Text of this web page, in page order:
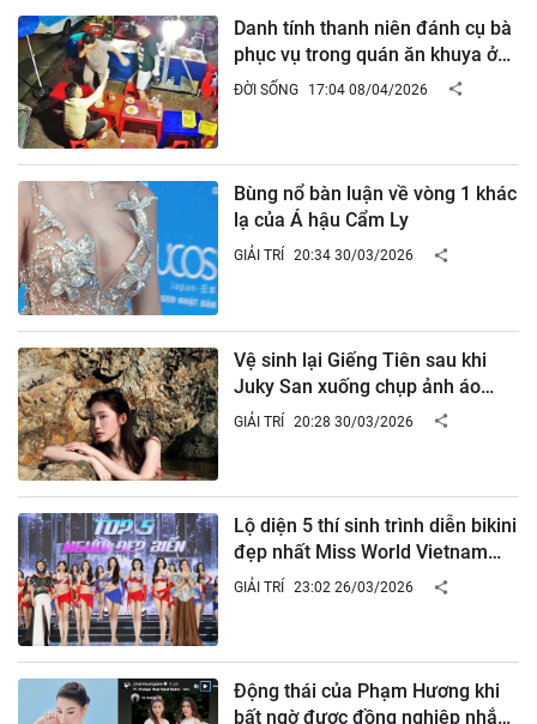
Danh tính thanh niên đánh cụ bà
phục vụ trong quán ăn khuya ở
Gia Lai, đã có kết quả xác minh
ĐỜI SỐNG 17:04 08/04/2026
Bùng nổ bàn luận về vòng 1 khác
lạ của Á hậu Cẩm Ly
GIẢI TRÍ 20:34 30/03/2026
Vệ sinh lại Giếng Tiên sau khi
Juky San xuống chụp ảnh áo
tắm
GIẢI TRÍ 20:28 30/03/2026
Lộ diện 5 thí sinh trình diễn bikini
đẹp nhất Miss World Vietnam
2025
GIẢI TRÍ 23:02 26/03/2026
Động thái của Phạm Hương khi
bất ngờ được đồng nghiệp nhắc